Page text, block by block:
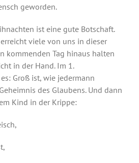
geworden.
ist eine gute Botschaft.
viele von uns in dieser
kommenden Tag hinaus halten
in der Hand. Im 1.
Groß ist, wie jedermann
des Glaubens. Und dann
Kind in der Krippe: